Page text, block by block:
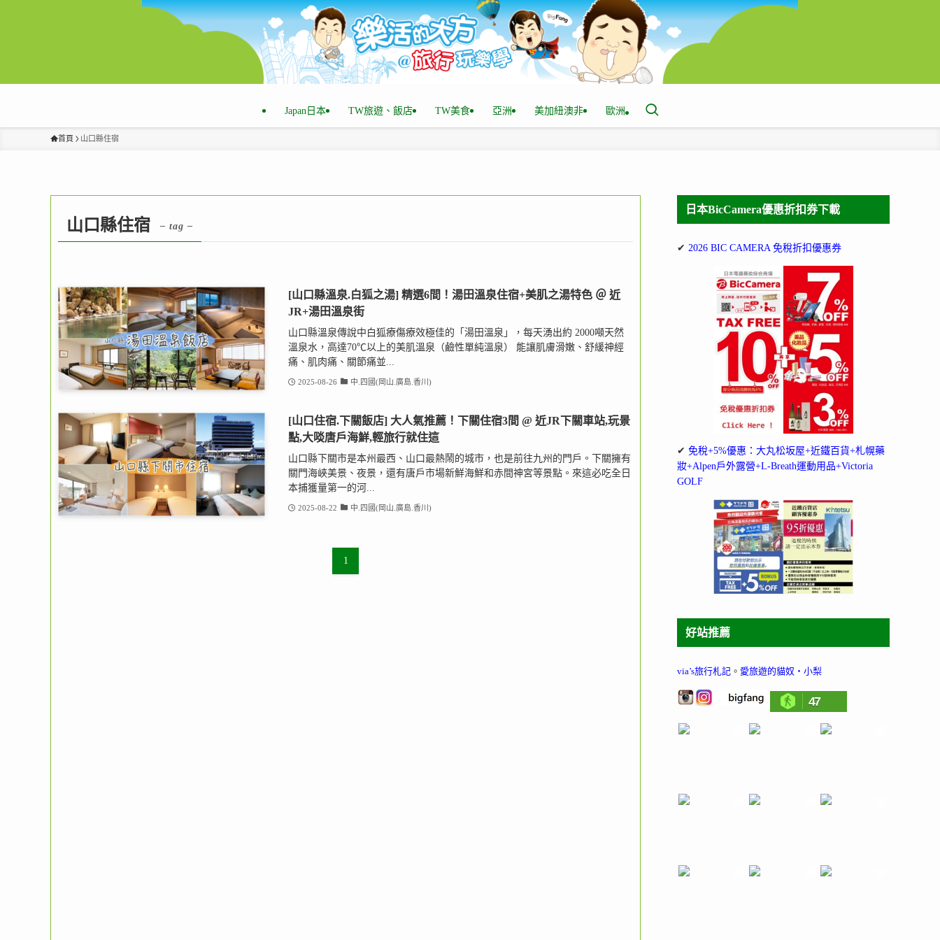
Japan日本 TW旅遊、飯店 TW美食 亞洲 美加紐澳非 歐洲
首頁 山口縣住宿
山口縣住宿 – tag –
[山口縣溫泉.白狐之湯] 精選6間！湯田溫泉住宿+美肌之湯特色 ＠ 近
JR+湯田溫泉街
山口縣溫泉傳說中白狐療傷療效極佳的「湯田溫泉」，每天湧出約 2000噸天然
溫泉水，高達70℃以上的美肌溫泉（鹼性單純溫泉） 能讓肌膚滑嫩、舒緩神經
痛、肌肉痛、關節痛並...
2025-08-26 中.四國(岡山.廣島.香川)
[山口住宿.下關飯店] 大人氣推薦！下關住宿3間 @ 近JR下關車站,玩景
點,大啖唐戶海鮮,輕旅行就住這
山口縣下關市是本州最西、山口最熱鬧的城市，也是前往九州的門戶。下關擁有
關門海峽美景、夜景，還有唐戶市場新鮮海鮮和赤間神宮等景點。來這必吃全日
本捕獲量第一的河...
2025-08-22 中.四國(岡山.廣島.香川)
1
日本BicCamera優惠折扣券下載
✔ 2026 BIC CAMERA 免稅折扣優惠券
✔ 免稅+5%優惠：大丸松坂屋+近鐵百貨+札幌藥
妝+Alpen戶外露營+L-Breath運動用品+Victoria
GOLF
好站推薦
via’s旅行札記 。 愛旅遊的貓奴‧小梨
47